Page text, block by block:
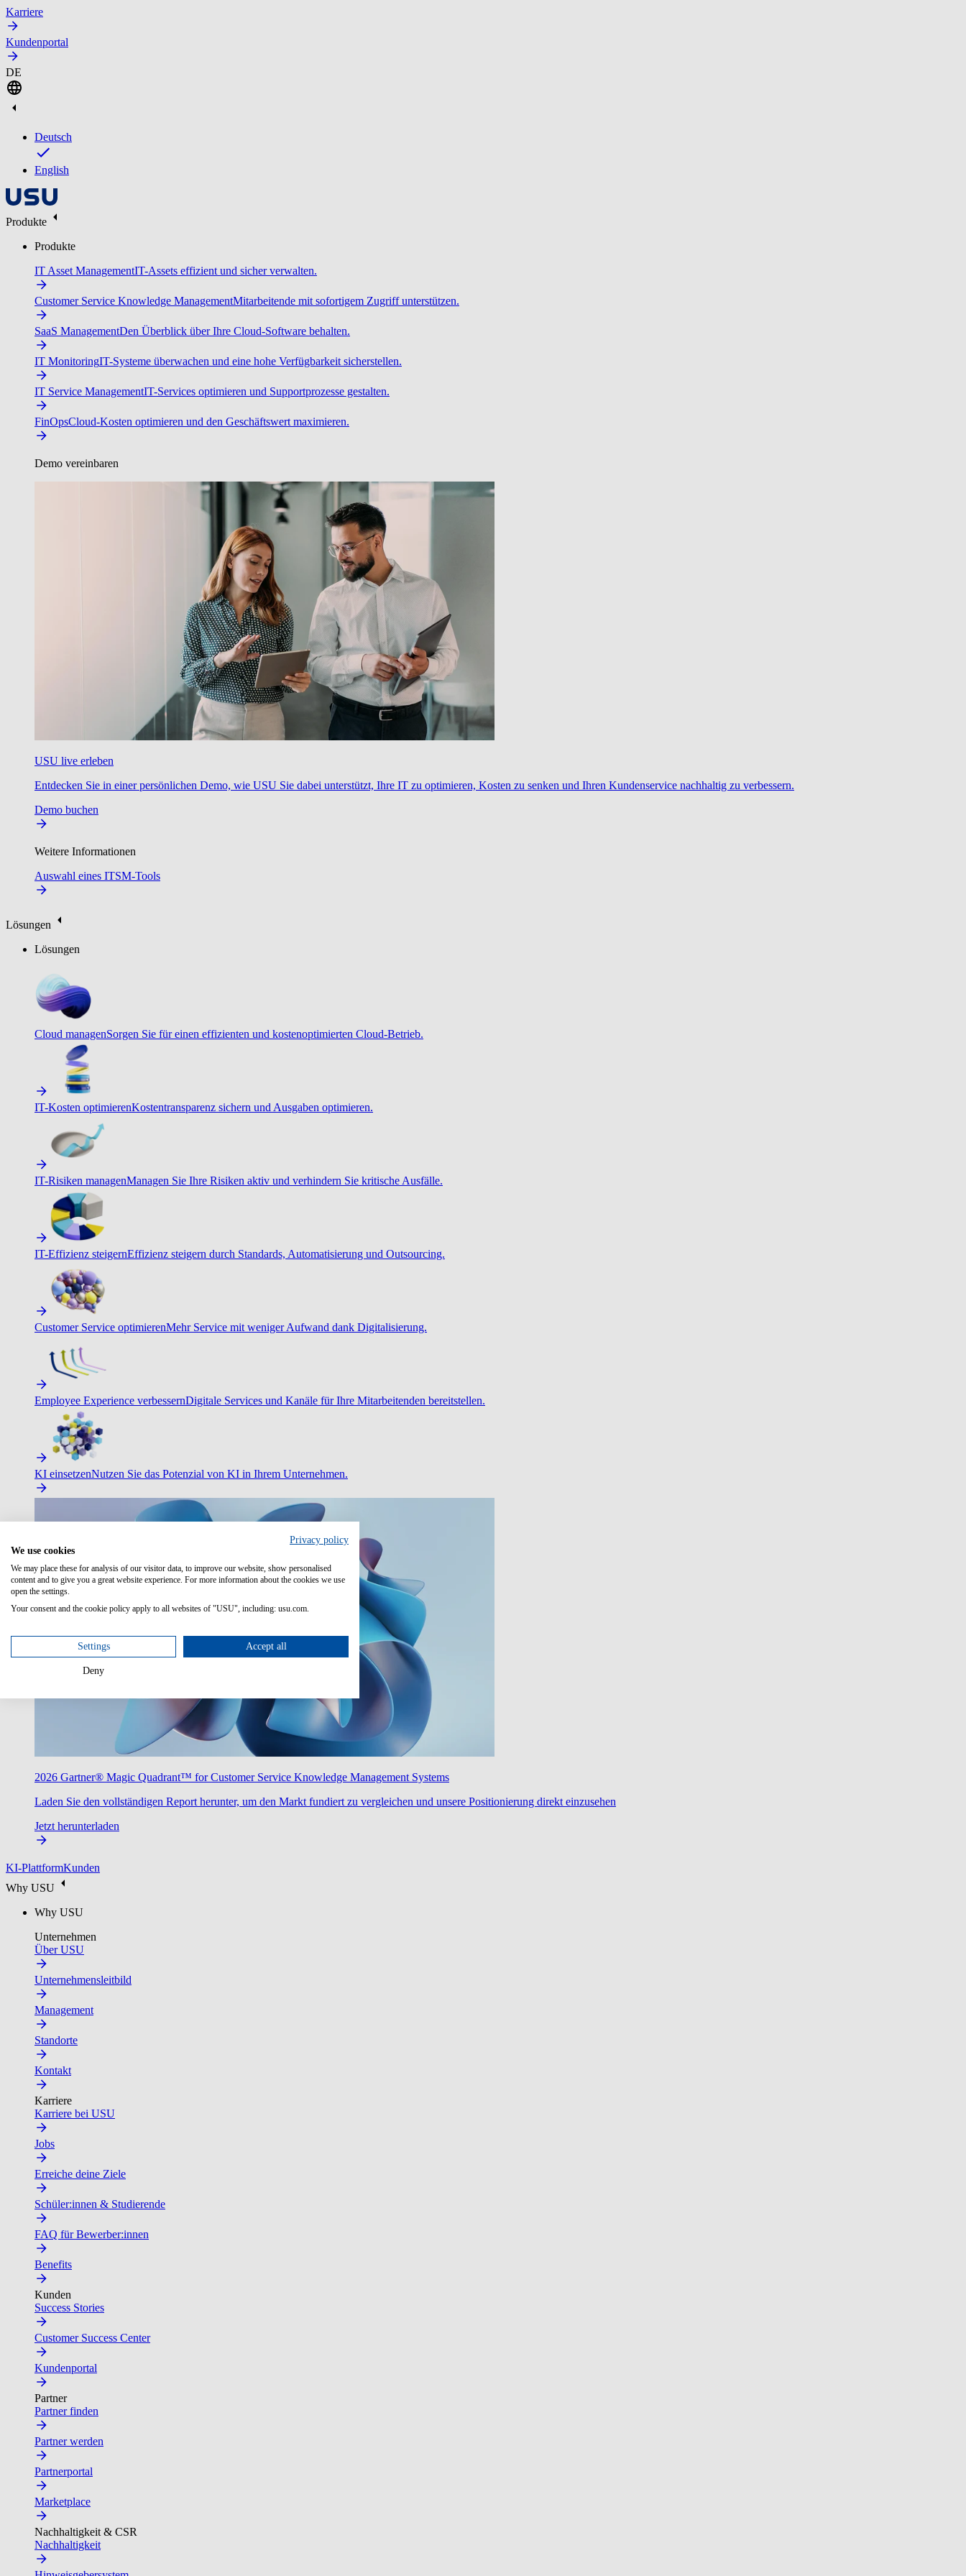
Karriere
Kundenportal
DE
Deutsch
English
Produkte
Produkte
IT Asset ManagementIT-Assets effizient und sicher verwalten.
Customer Service Knowledge ManagementMitarbeitende mit sofortigem Zugriff unterstützen.
SaaS ManagementDen Überblick über Ihre Cloud-Software behalten.
IT MonitoringIT-Systeme überwachen und eine hohe Verfügbarkeit sicherstellen.
IT Service ManagementIT-Services optimieren und Supportprozesse gestalten.
FinOpsCloud-Kosten optimieren und den Geschäftswert maximieren.
Demo vereinbaren
USU live erleben
Entdecken Sie in einer persönlichen Demo, wie USU Sie dabei unterstützt, Ihre IT zu optimieren, Kosten zu senken und Ihren Kundenservice nachhaltig zu verbessern.
Demo buchen
Weitere Informationen
Auswahl eines ITSM-Tools
Lösungen
Lösungen
Cloud managenSorgen Sie für einen effizienten und kostenoptimierten Cloud-Betrieb.
IT-Kosten optimierenKostentransparenz sichern und Ausgaben optimieren.
IT-Risiken managenManagen Sie Ihre Risiken aktiv und verhindern Sie kritische Ausfälle.
IT-Effizienz steigernEffizienz steigern durch Standards, Automatisierung und Outsourcing.
Customer Service optimierenMehr Service mit weniger Aufwand dank Digitalisierung.
Employee Experience verbessernDigitale Services und Kanäle für Ihre Mitarbeitenden bereitstellen.
KI einsetzenNutzen Sie das Potenzial von KI in Ihrem Unternehmen.
2026 Gartner® Magic Quadrant™ for Customer Service Knowledge Management Systems
Laden Sie den vollständigen Report herunter, um den Markt fundiert zu vergleichen und unsere Positionierung direkt einzusehen
Jetzt herunterladen
KI-PlattformKunden
Why USU
Why USU
Unternehmen
Über USU
Unternehmensleitbild
Management
Standorte
Kontakt
Karriere
Karriere bei USU
Jobs
Erreiche deine Ziele
Schüler:innen & Studierende
FAQ für Bewerber:innen
Benefits
Kunden
Success Stories
Customer Success Center
Kundenportal
Partner
Partner finden
Partner werden
Partnerportal
Marketplace
Nachhaltigkeit & CSR
Nachhaltigkeit
Privacy policy
We use cookies
We may place these for analysis of our visitor data, to improve our website, show personalised
content and to give you a great website experience. For more information about the cookies we use
open the settings.
Your consent and the cookie policy apply to all websites of "USU", including: usu.com.
Settings Accept all
Deny